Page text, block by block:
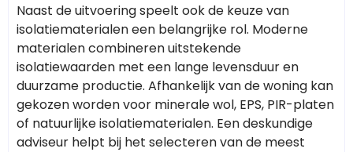
Naast de uitvoering speelt ook de keuze van
isolatiematerialen een belangrijke rol. Moderne
materialen combineren uitstekende
isolatiewaarden met een lange levensduur en
duurzame productie. Afhankelijk van de woning kan
gekozen worden voor minerale wol, EPS, PIR-platen
of natuurlijke isolatiematerialen. Een deskundige
adviseur helpt bij het selecteren van de meest